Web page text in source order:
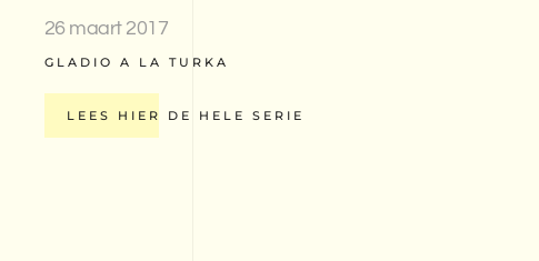
26 maart 2017
GLADIO A LA TURKA
LEES HIER DE HELE SERIE